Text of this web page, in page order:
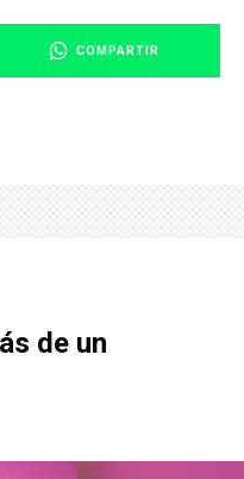
COMPARTIR
de un